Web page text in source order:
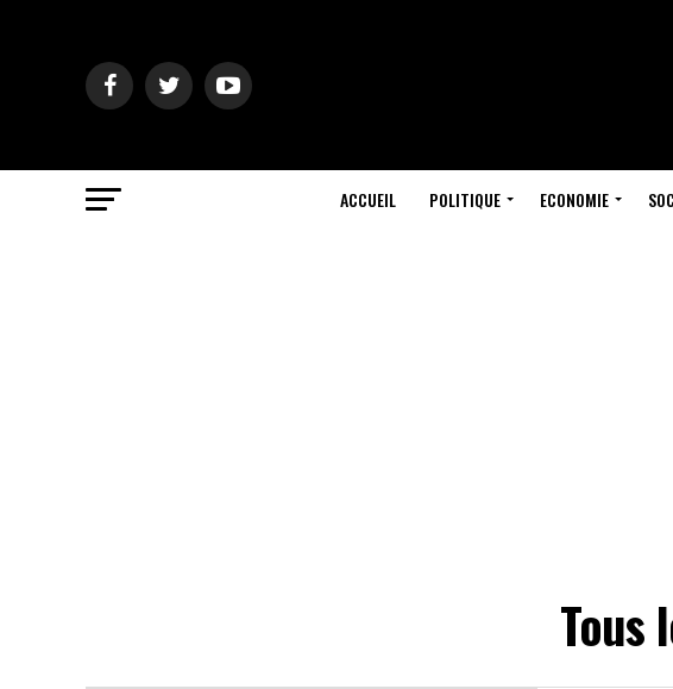
ACCUEIL POLITIQUE ECONOMIE
Tous